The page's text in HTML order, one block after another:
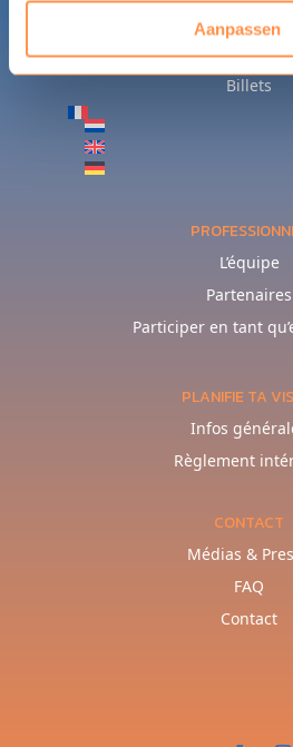
Aanpassen
FAQ
L’équipe
Billets
L’équipe
Partenaires
Participer en tant
PLANIFIE TA
Infos
Règlement
CONTACT
Médias &
FAQ
Contact